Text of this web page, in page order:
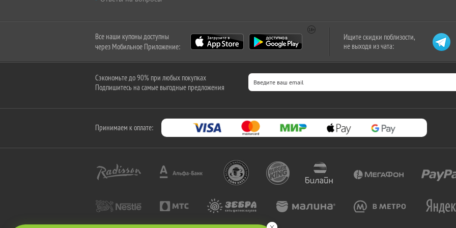
Все наши купоны доступны
через Мобильное Приложение:
Ищите скидки поблизости,
не выходя из чата:
Сэкономьте до 90% при любых покупках
Подпишитесь на самые выгодные предложения
Принимаем к оплате: